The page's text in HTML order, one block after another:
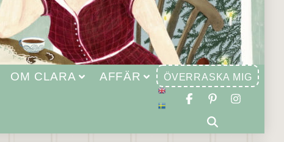
OM CLARA AFFÄR ÖVERRASKA MIG